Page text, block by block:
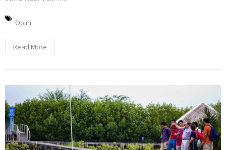
Opini
Read More